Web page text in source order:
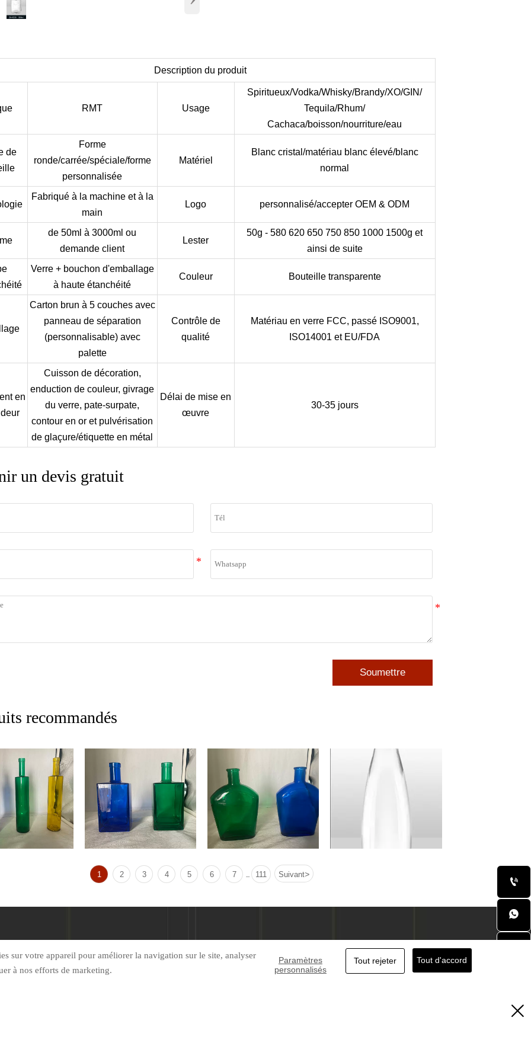
Description du produit
RMT Usage
Spiritueux/Vodka/Whisky/Brandy/XO/GIN/
Tequila/Rhum/
Cachaca/boisson/nourriture/eau
de
Forme
ronde/carrée/spéciale/forme
personnalisée
Matériel
Blanc cristal/matériau blanc élevé/blanc
normal
Fabriqué à la machine et à la
main
Logo personnalisé/accepter OEM & ODM
de 50ml à 3000ml ou
demande client
Lester
50g - 580 620 650 750 850 1000 1500g et
ainsi de suite
Verre + bouchon d'emballage
à haute étanchéité
Couleur Bouteille transparente
Carton brun à 5 couches avec
panneau de séparation
(personnalisable) avec
palette
Contrôle de
qualité
Matériau en verre FCC, passé ISO9001,
ISO14001 et EU/FDA
en
Cuisson de décoration,
enduction de couleur, givrage
du verre, pate-surpate,
contour en or et pulvérisation
de glaçure/étiquette en métal
Délai de mise en
œuvre
30-35 jours
un devis gratuit
Soumettre
recommandés
1 2 3 4 5 6 7 111 Suivant>



sur votre appareil pour améliorer la navigation sur le site, analyser
à nos efforts de marketing.
Paramètres
personnalisés
Tout rejeter Tout d'accord